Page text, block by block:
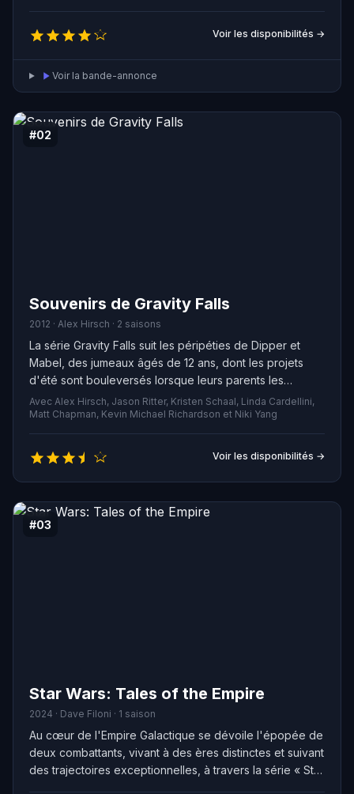
force physique hors du commun, devient lui-même un
fléau après avoir mangé un des doigts du démon à
deux visages pour sauver un ami attaqué. Il partage
alors son corps avec le démon…
Voir les disponibilités →
Voir la bande-annonce
#02
Souvenirs de Gravity Falls
2012 · Alex Hirsch · 2 saisons
La série Gravity Falls suit les péripéties de Dipper et
Mabel, des jumeaux âgés de 12 ans, dont les projets
d'été sont bouleversés lorsque leurs parents les
envoient passer des vacances chez leur grand-oncle
Stan à Gravity Falls.
Avec Alex Hirsch, Jason Ritter, Kristen Schaal, Linda Cardellini,
Matt Chapman, Kevin Michael Richardson et Niki Yang
Voir les disponibilités →
#03
Star Wars: Tales of the Empire
2024 · Dave Filoni · 1 saison
Au cœur de l'Empire Galactique se dévoile l'épopée de
deux combattants, vivant à des ères distinctes et suivant
des trajectoires exceptionnelles, à travers la série « Star